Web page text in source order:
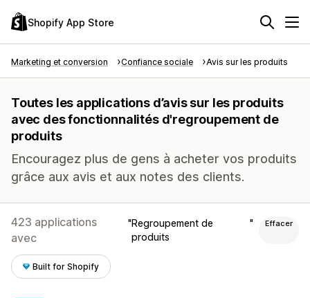
Shopify App Store
Marketing et conversion Confiance sociale Avis sur les produits
Toutes les applications d’avis sur les produits
avec des fonctionnalités d'regroupement de
produits
Encouragez plus de gens à acheter vos produits
grâce aux avis et aux notes des clients.
423 applications
avec
Regroupement de
produits
Effacer
Built for Shopify